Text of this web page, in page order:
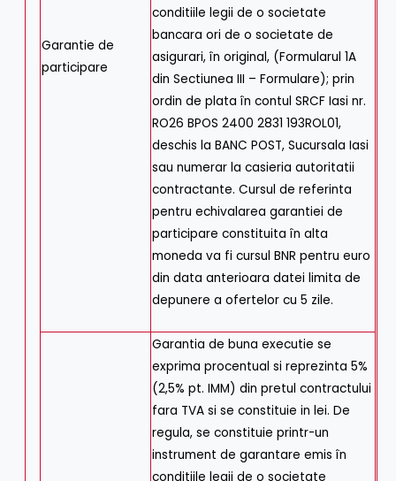
Garantie de
participare
conditiile legii de o societate
bancara ori de o societate de
asigurari, în original, (Formularul 1A
din Sectiunea III – Formulare); prin
ordin de plata în contul SRCF Iasi nr.
RO26 BPOS 2400 2831 193ROL01,
deschis la BANC POST, Sucursala Iasi
sau numerar la casieria autoritatii
contractante. Cursul de referinta
pentru echivalarea garantiei de
participare constituita în alta
moneda va fi cursul BNR pentru euro
din data anterioara datei limita de
depunere a ofertelor cu 5 zile.
Garantia de buna executie se
exprima procentual si reprezinta 5%
(2,5% pt. IMM) din pretul contractului
fara TVA si se constituie in lei. De
regula, se constituie printr-un
instrument de garantare emis în
conditiile legii de o societate